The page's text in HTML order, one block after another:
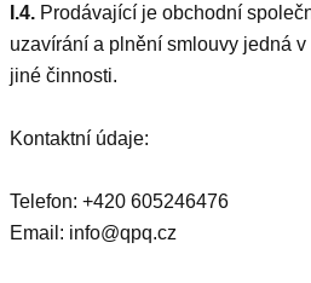
I.4. Prodávající je obchodní
uzavírání a plnění smlouvy jedná
jiné činnosti.
Kontaktní údaje:
Telefon: +420 605246476
Email: info@qpq.cz